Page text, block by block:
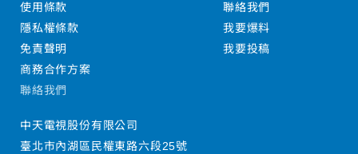
使用條款
隱私權條款
免責聲明
商務合作方案
聯絡我們
我要爆料
我要投稿
聯絡我們
中天電視股份有限公司
臺北市內湖區民權東路六段25號